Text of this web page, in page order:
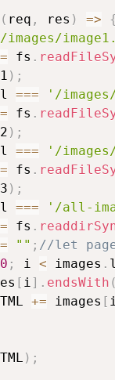
( req , res ) =>
images/
= fs .
) ;
===
'/
= fs .
) ;
===
'/
= fs .
) ;
===
'/all-
= fs .
= "" ; //let
0 ; i < images .
[ i ] . endsWith
+= images [
) ;